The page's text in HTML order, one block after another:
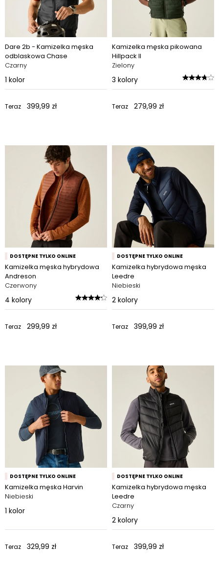
Dare 2b - Kamizelka męska
odblaskowa Chase
Czarny
1 kolor
Teraz 399,99 zł
Kamizelka męska pikowana
Hillpack II
Zielony
3 kolory
Teraz 279,99 zł
DOSTĘPNE TYLKO ONLINE
Kamizelka męska hybrydowa
Andreson
Czerwony
4 kolory
Teraz 299,99 zł
DOSTĘPNE TYLKO ONLINE
Kamizelka hybrydowa męska
Leedre
Niebieski
2 kolory
Teraz 399,99 zł
DOSTĘPNE TYLKO ONLINE
Kamizelka męska Harvin
Niebieski
1 kolor
Teraz 329,99 zł
DOSTĘPNE TYLKO ONLINE
Kamizelka hybrydowa męska
Leedre
Czarny
2 kolory
Teraz 399,99 zł